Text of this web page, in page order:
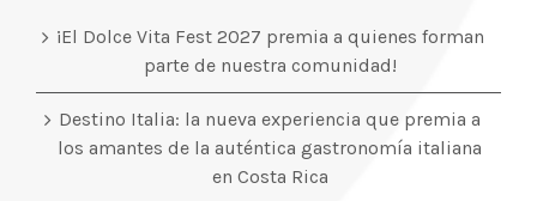
¡El Dolce Vita Fest 2027 premia a quienes forman
parte de nuestra comunidad!
Destino Italia: la nueva experiencia que premia a
los amantes de la auténtica gastronomía italiana
en Costa Rica